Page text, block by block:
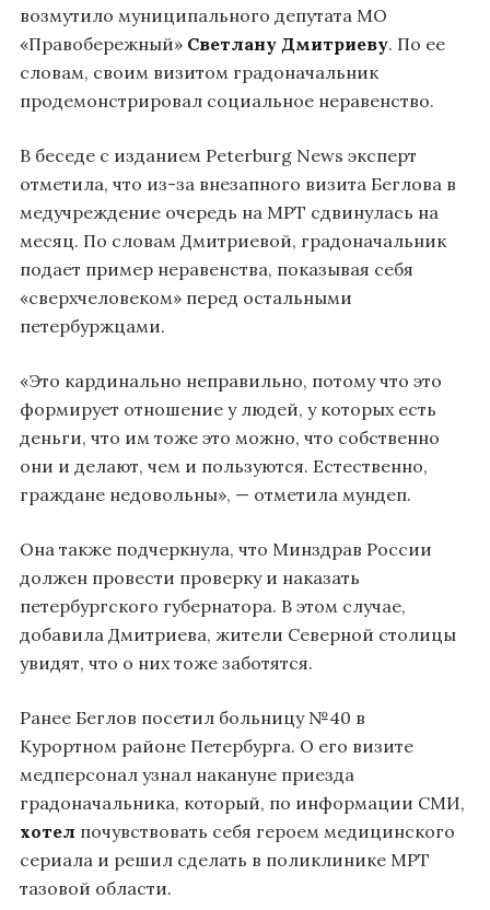
возмутило муниципального депутата МО
«Правобережный» Светлану Дмитриеву. По ее
словам, своим визитом градоначальник
продемонстрировал социальное неравенство.
В беседе с изданием Peterburg News эксперт
отметила, что из-за внезапного визита Беглова в
медучреждение очередь на МРТ сдвинулась на
месяц. По словам Дмитриевой, градоначальник
подает пример неравенства, показывая себя
«сверхчеловеком» перед остальными
петербуржцами.
«Это кардинально неправильно, потому что это
формирует отношение у людей, у которых есть
деньги, что им тоже это можно, что собственно
они и делают, чем и пользуются. Естественно,
граждане недовольны», — отметила мундеп.
Она также подчеркнула, что Минздрав России
должен провести проверку и наказать
петербургского губернатора. В этом случае,
добавила Дмитриева, жители Северной столицы
увидят, что о них тоже заботятся.
Ранее Беглов посетил больницу №40 в
Курортном районе Петербурга. О его визите
медперсонал узнал накануне приезда
градоначальника, который, по информации СМИ,
хотел почувствовать себя героем медицинского
сериала и решил сделать в поликлинике МРТ
тазовой области.